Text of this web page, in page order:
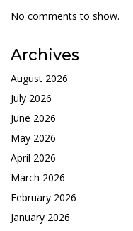
No comments to show.
Archives
August 2026
July 2026
June 2026
May 2026
April 2026
March 2026
February 2026
January 2026